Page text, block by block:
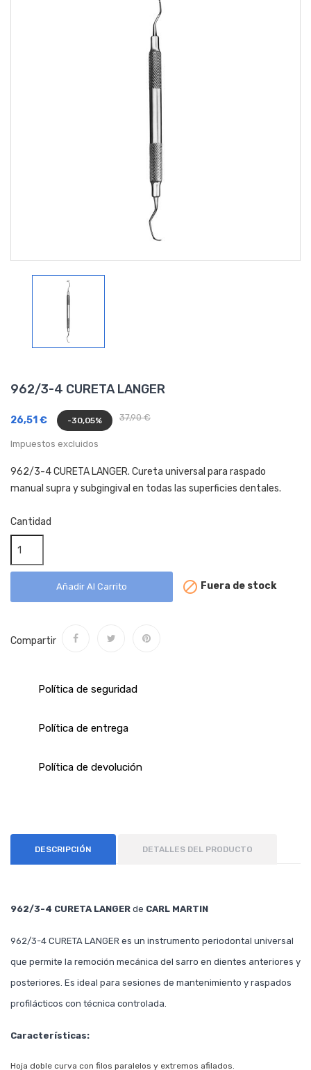
962/3-4 CURETA LANGER
37,90 €
26,51 € -30,05%
Impuestos excluidos
962/3-4 CURETA LANGER. Cureta universal para raspado
manual supra y subgingival en todas las superficies dentales.
Cantidad
Añadir Al Carrito  Fuera de stock
Compartir
Política de seguridad
Política de entrega
Política de devolución
DESCRIPCIÓN DETALLES DEL PRODUCTO
962/3-4 CURETA LANGER de CARL MARTIN
962/3-4 CURETA LANGER es un instrumento periodontal universal
que permite la remoción mecánica del sarro en dientes anteriores y
posteriores. Es ideal para sesiones de mantenimiento y raspados
profilácticos con técnica controlada.
Características:
Hoja doble curva con filos paralelos y extremos afilados.